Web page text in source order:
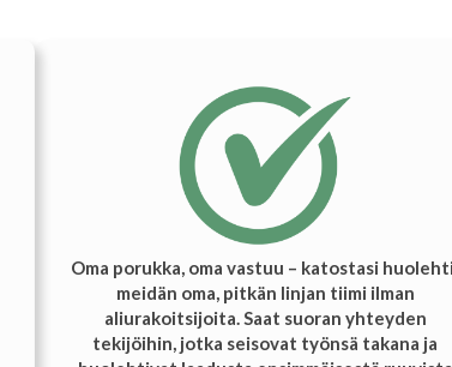
Oma porukka, oma vastuu – katostasi
meidän oma, pitkän linjan tiimi ilman
aliurakoitsijoita. Saat suoran yhteyden
tekijöihin, jotka seisovat työnsä takana ja